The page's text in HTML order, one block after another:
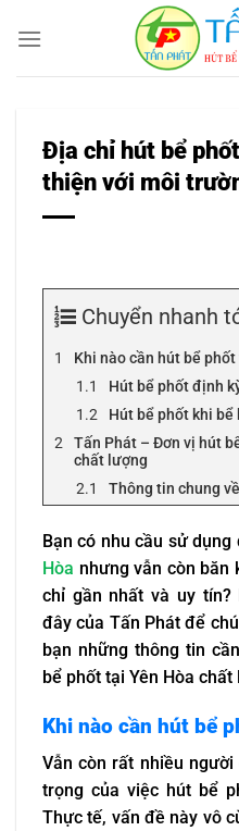
qua
Địa chỉ hút bể
thiện với môi
Chuyển nhanh
Khi nào cần hút bể
Hút bể phốt định
Hút bể phốt khi bể
Tấn Phát – Đơn vị hút
chất lượng
Thông tin chung
cung cấp
Video thực hiện
Yên Hòa
Bảng giá dịch vụ hút bể
Cam kết của Tấn
hút bể phốt Yên
Bạn có nhu cầu sử dụng
Hòa nhưng vẫn còn băn
chỉ gần nhất và uy
đây của Tấn Phát để
bạn những thông tin
bể phốt tại Yên Hòa
Khi nào cần hút bể
Vẫn còn rất nhiều
trọng của việc hút bể
Thực tế, vấn đề này vô